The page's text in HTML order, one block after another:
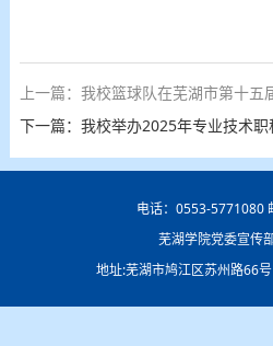
上一篇：我校篮球队在芜湖市第十五
下一篇：我校举办2025年专业技术
电话：0553-5771080
芜湖学院党委宣传
地址:芜湖市鸠江区苏州路66